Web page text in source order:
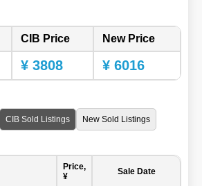
CIB Price New Price
¥ 3808 ¥ 6016
CIB Sold Listings New Sold Listings
Price,
¥
Sale Date